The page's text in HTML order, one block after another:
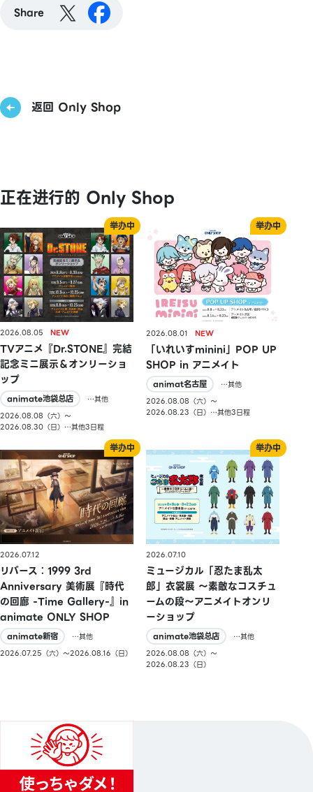
Share
返回 Only Shop
正在进行的 Only Shop
2026.08.05
TVアニメ『Dr.STONE』完結
記念ミニ展示＆オンリーショ
ップ
animate池袋总店
…其他
2026.08.08（六）〜
2026.08.30（日）…其他3日程
2026.08.01
「いれいすminini」POP UP
SHOP in アニメイト
animat名古屋
…其他
2026.08.08（六）〜
2026.08.23（日）…其他3日程
2026.07.12
リバース：1999 3rd
Anniversary 美術展『時代
の回廊 -Time Gallery-』in
animate ONLY SHOP
animate新宿
…其他
2026.07.25（六）〜2026.08.16（日）
2026.07.10
ミュージカル「忍たま乱太
郎」衣裳展 ～素敵なコスチュ
ームの段～アニメイトオンリ
ーショップ
animate池袋总店
…其他
2026.08.08（六）〜
2026.08.23（日）